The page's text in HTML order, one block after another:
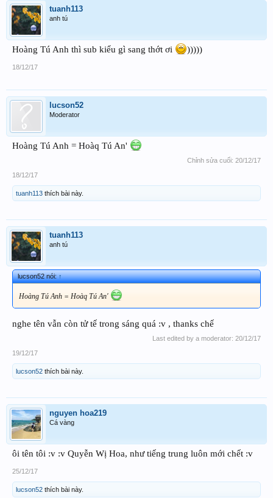
tuanh113
anh tú
Hoàng Tú Anh thì sub kiểu gì sang thớt ơi )))))
18/12/17
lucson52
Moderator
Hoàng Tú Anh = Hoàq Tú An'
Chỉnh sửa cuối: 20/12/17
18/12/17
tuanh113 thích bài này.
tuanh113
anh tú
lucson52 nói:↑
Hoàng Tú Anh = Hoàq Tú An'
nghe tên vẫn còn tử tế trong sáng quá :v , thanks chế
Last edited by a moderator: 20/12/17
19/12/17
lucson52 thích bài này.
nguyen hoa219
Cá vàng
ôi tên tôi :v :v Quyễn Wị Hoa, như tiếng trung luôn mới chết :v
25/12/17
lucson52 thích bài này.